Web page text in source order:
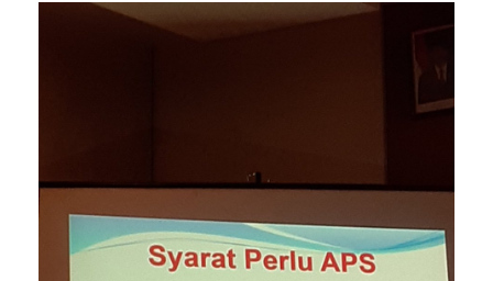
Demikian juga dg predikat baik sekali